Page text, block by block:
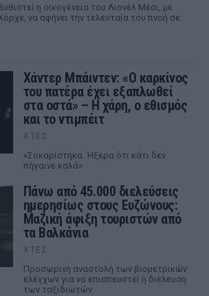
η οικογένεια του Λιονέλ Μέσι, με
να αφήνει την τελευταία του πνοή σε
Χάντερ Μπάιντεν: «Ο καρκίνος
του πατέρα έχει εξαπλωθεί
στα οστά» – Η χάρη, ο εθισμός
και το ντιμπέιτ
ΧΤΕΣ
«Σοκαρίστηκα. Ήξερα ότι κάτι δεν
πήγαινε καλά»
Πάνω από 45.000 διελεύσεις
ημερησίως στους Ευζώνους:
Μαζική άφιξη τουριστών από
τα Βαλκάνια
ΧΤΕΣ
Προσωρινή αναστολή των βιομετρικών
ελέγχων για να επισπευστεί η διέλευση
των ταξιδιωτών